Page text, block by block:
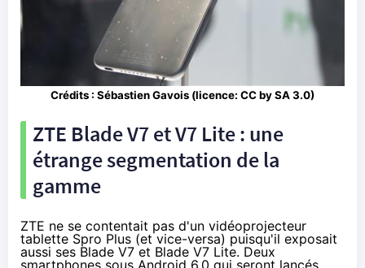
Crédits : Sébastien Gavois (licence: CC by SA 3.0)
ZTE Blade V7 et V7 Lite : une
étrange segmentation de la
gamme
ZTE ne se contentait pas d'un vidéoprojecteur
tablette Spro Plus (et vice-versa) puisqu'il exposait
aussi ses Blade V7 et Blade V7 Lite. Deux
smartphones sous Android 6.0 qui seront lancés